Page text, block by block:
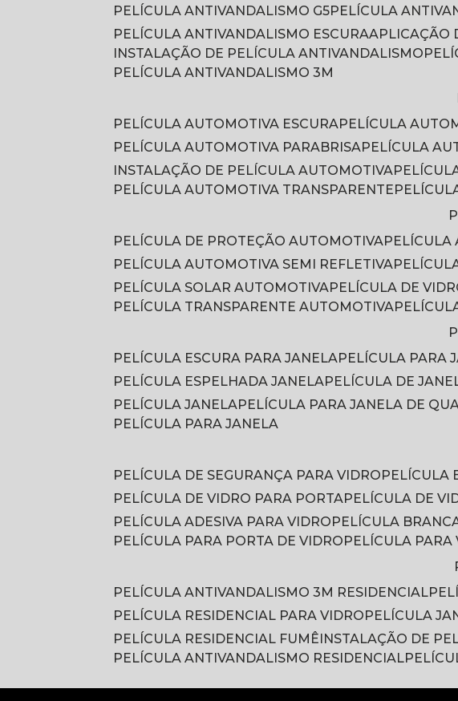
PELÍCULA ANTIVANDALISMO G5
PELÍCULA
PELÍCULA ANTIVANDALISMO ESCURA
INSTALAÇÃO DE PELÍCULA ANTIVANDALISMO
PELÍCULA ANTIVANDALISMO 3M
PELÍCULA AUTOMOTIVA ESCURA
PELÍCULA
PELÍCULA AUTOMOTIVA PARABRISA
PELÍCULA
INSTALAÇÃO DE PELÍCULA AUTOMOTIVA
PELÍCULA AUTOMOTIVA TRANSPARENTE
PELÍCULA DE PROTEÇÃO AUTOMOTIVA
PELÍCULA AUTOMOTIVA SEMI REFLETIVA
PELÍCULA SOLAR AUTOMOTIVA
PELÍCULA DE
PELÍCULA TRANSPARENTE AUTOMOTIVA
PELÍCULA ESCURA PARA JANELA
PELÍCULA
PELÍCULA ESPELHADA JANELA
PELÍCULA DE
PELÍCULA JANELA
PELÍCULA PARA JANELA DE
PELÍCULA PARA JANELA
PELÍCULA DE SEGURANÇA PARA VIDRO
PELÍCULA DE VIDRO PARA PORTA
PELÍCULA DE
PELÍCULA ADESIVA PARA VIDRO
PELÍCULA
PELÍCULA PARA PORTA DE VIDRO
PELÍCULA
PELÍCULA ANTIVANDALISMO 3M RESIDENCIAL
PELÍCULA RESIDENCIAL PARA VIDRO
PELÍCULA
PELÍCULA RESIDENCIAL FUMÊ INSTALAÇÃO DE
PELÍCULA ANTIVANDALISMO RESIDENCIAL